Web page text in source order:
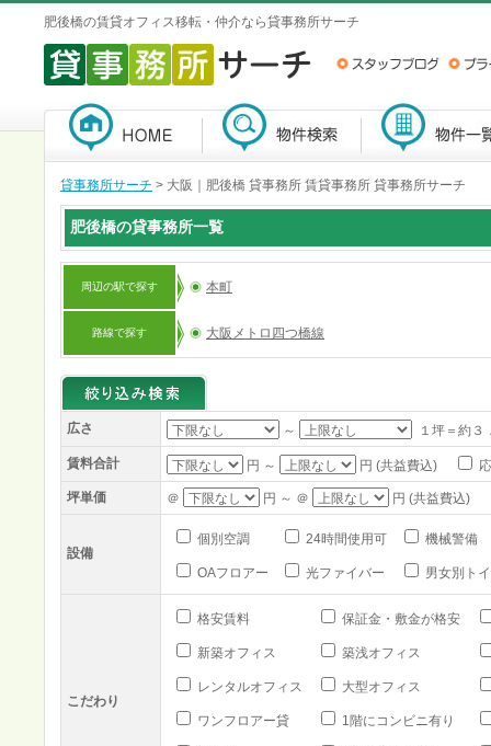
肥後橋の賃貸オフィス移転・仲介なら貸事務所サーチ
貸事務所サーチ > 大阪｜肥後橋 貸事務所 賃貸事務所 貸事務所サーチ
肥後橋の貸事務所一覧
周辺の駅で探す 本町
路線で探す 大阪メトロ四つ橋線
広さ ～ １坪＝約３
賃料合計 円 ～ 円 (共益費込)
坪単価 ＠ 円 ～ ＠ 円 (共益費込)
設備
個別空調 24時間使用可 機械警備
OAフロアー 光ファイバー 男女別ト
こだわり
格安賃料 保証金・敷金が格安
新築オフィス 築浅オフィス
レンタルオフィス 大型オフィス
ワンフロアー貸 1階にコンビニ有り